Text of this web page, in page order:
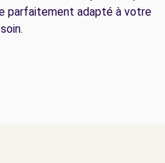
parfaitement adapté à votre